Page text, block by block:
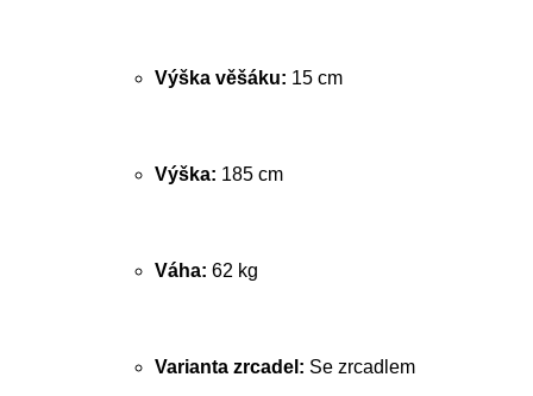
Výška věšáku: 15 cm
Výška: 185 cm
Váha: 62 kg
Varianta zrcadel: Se zrcadlem